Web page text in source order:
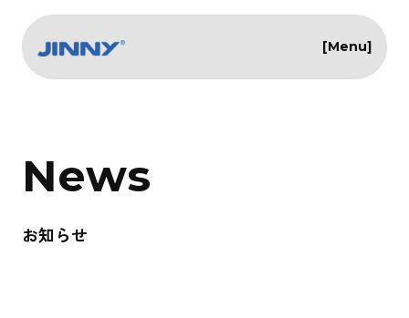
[Menu]
News
お知らせ